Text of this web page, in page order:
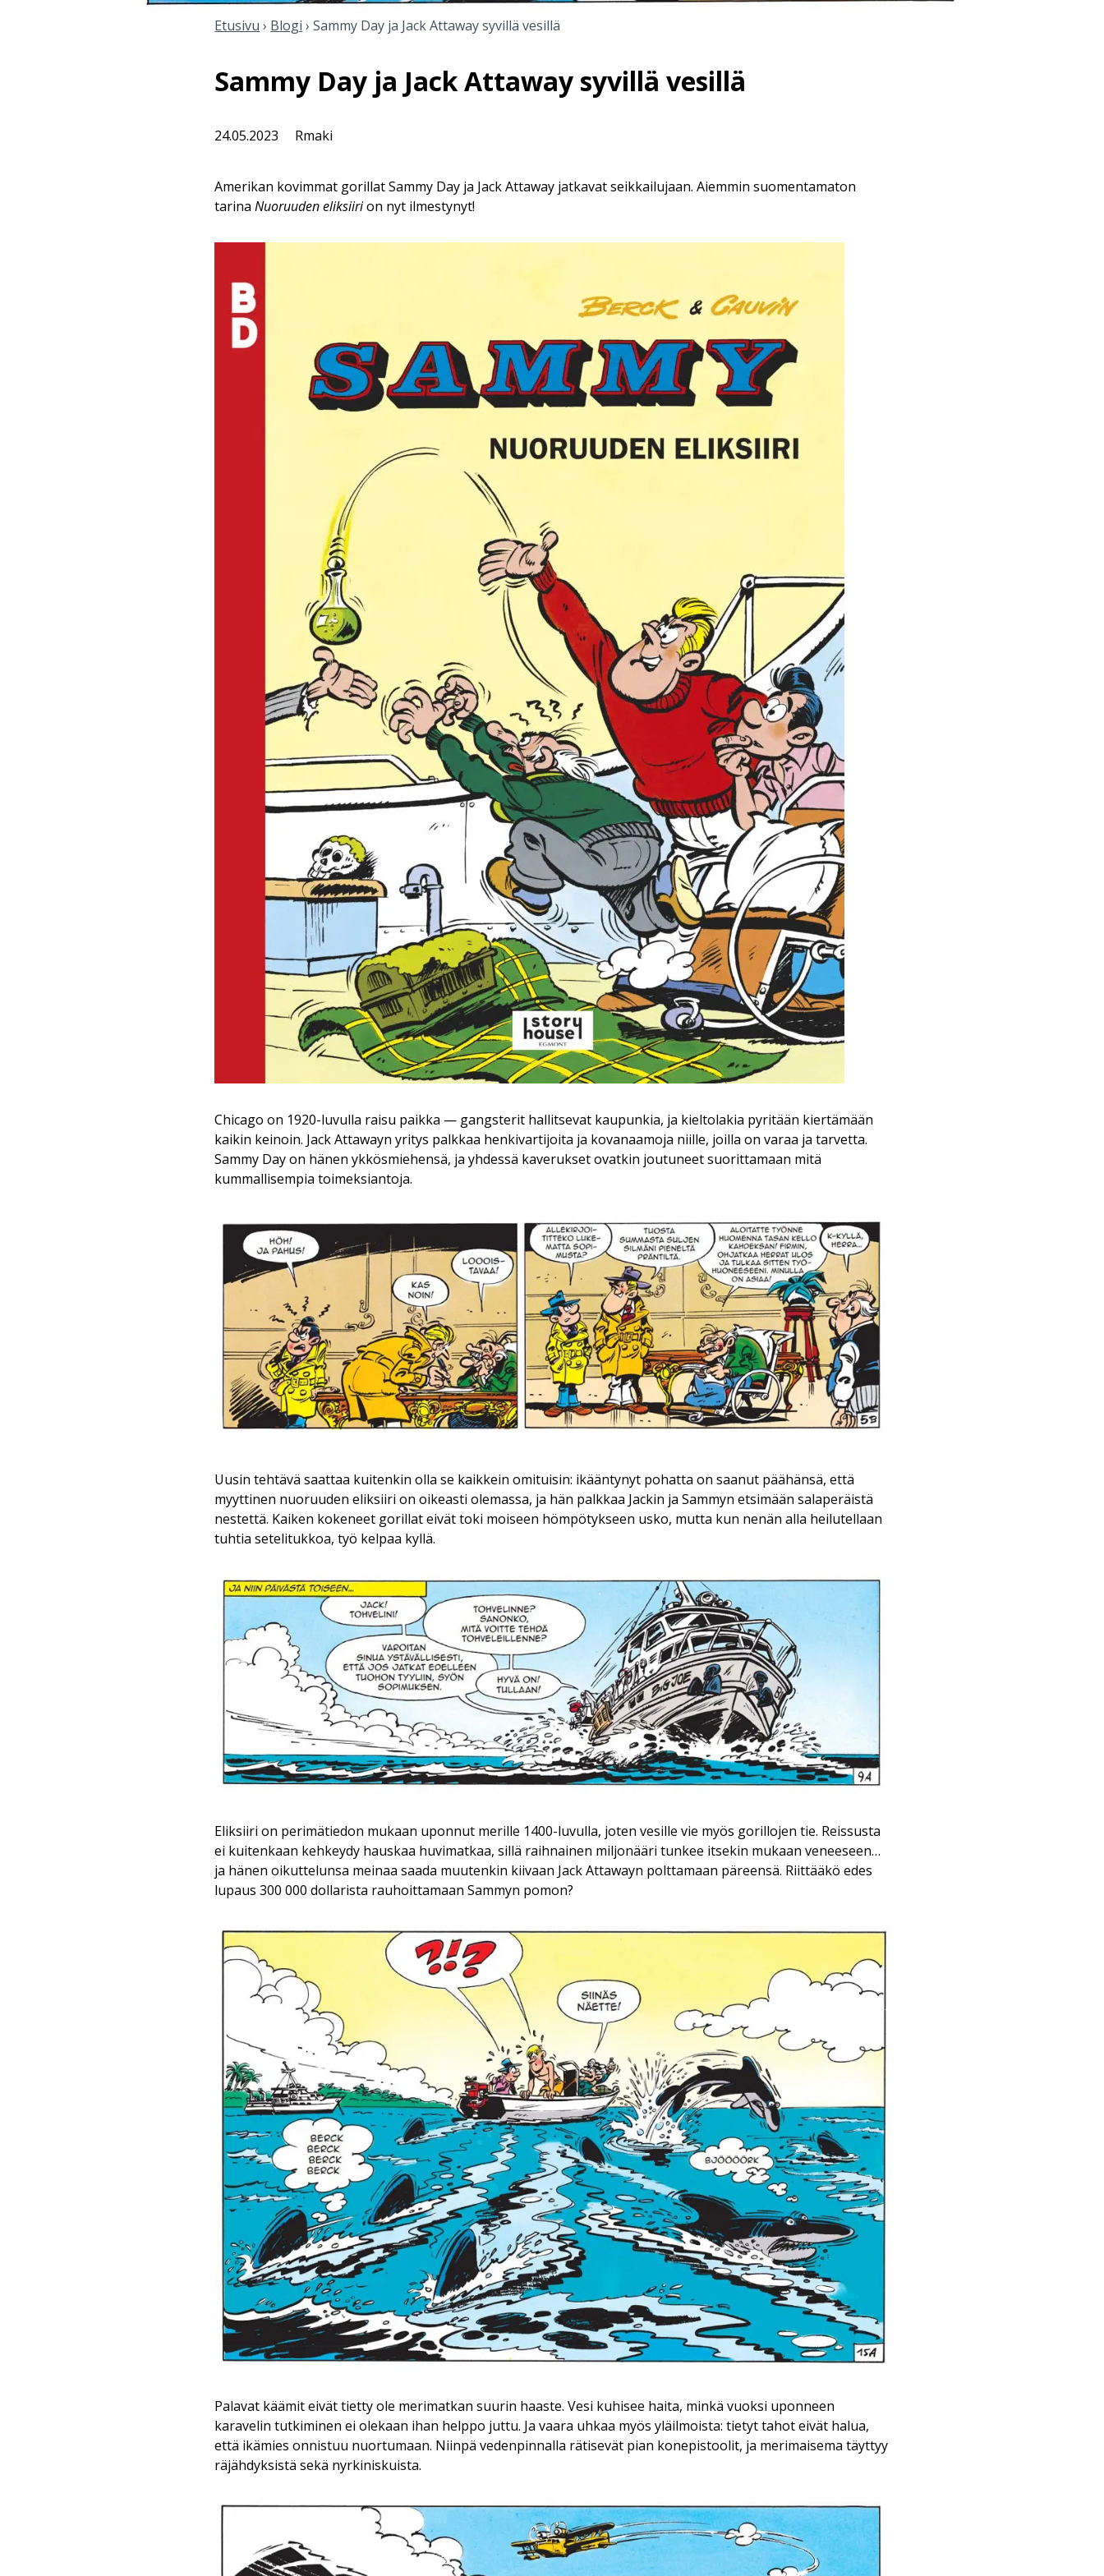
Etusivu › Blogi ›Sammy Day ja Jack Attaway syvillä vesillä
Sammy Day ja Jack Attaway syvillä vesillä
24.05.2023 Rmaki
Amerikan kovimmat gorillat Sammy Day ja Jack Attaway jatkavat seikkailujaan. Aiemmin suomentamaton
tarinaNuoruuden eliksiirion nyt ilmestynyt!
Chicago on 1920-luvulla raisu paikka — gangsterit hallitsevat kaupunkia, ja kieltolakia pyritään kiertämään
kaikin keinoin. Jack Attawayn yritys palkkaa henkivartijoita ja kovanaamoja niille, joilla on varaa ja tarvetta.
Sammy Day on hänen ykkösmiehensä, ja yhdessä kaverukset ovatkin joutuneet suorittamaan mitä
kummallisempia toimeksiantoja.
Uusin tehtävä saattaa kuitenkin olla se kaikkein omituisin: ikääntynyt pohatta on saanut päähänsä, että
myyttinen nuoruuden eliksiiri on oikeasti olemassa, ja hän palkkaa Jackin ja Sammyn etsimään salaperäistä
nestettä. Kaiken kokeneet gorillat eivät toki moiseen hömpötykseen usko, mutta kun nenän alla heilutellaan
tuhtia setelitukkoa, työ kelpaa kyllä.
Eliksiiri on perimätiedon mukaan uponnut merille 1400-luvulla, joten vesille vie myös gorillojen tie. Reissusta
ei kuitenkaan kehkeydy hauskaa huvimatkaa, sillä raihnainen miljonääri tunkee itsekin mukaan veneeseen…
ja hänen oikuttelunsa meinaa saada muutenkin kiivaan Jack Attawayn polttamaan päreensä. Riittääkö edes
lupaus 300 000 dollarista rauhoittamaan Sammyn pomon?
Palavat käämit eivät tietty ole merimatkan suurin haaste. Vesi kuhisee haita, minkä vuoksi uponneen
karavelin tutkiminen ei olekaan ihan helppo juttu. Ja vaara uhkaa myös yläilmoista: tietyt tahot eivät halua,
että ikämies onnistuu nuortumaan. Niinpä vedenpinnalla rätisevät pian konepistoolit, ja merimaisema täyttyy
räjähdyksistä sekä nyrkiniskuista.